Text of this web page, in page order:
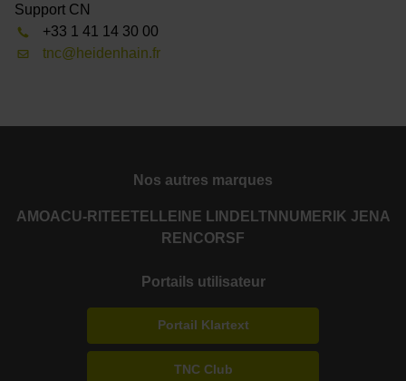
Support CN
+33 1 41 14 30 00
tnc@heidenhain.fr
Nos autres marques
AMOACU-RITE ETEL LEINE LINDE LTN NUMERIK JENA
RENCORSF
Portails utilisateur
Portail Klartext
TNC Club